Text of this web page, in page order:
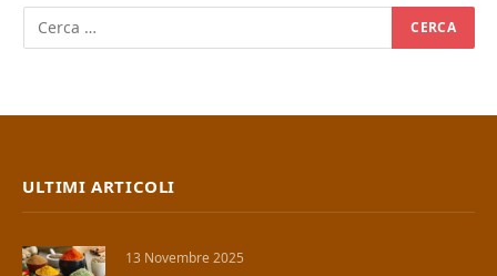
ULTIMI ARTICOLI
13 Novembre 2025